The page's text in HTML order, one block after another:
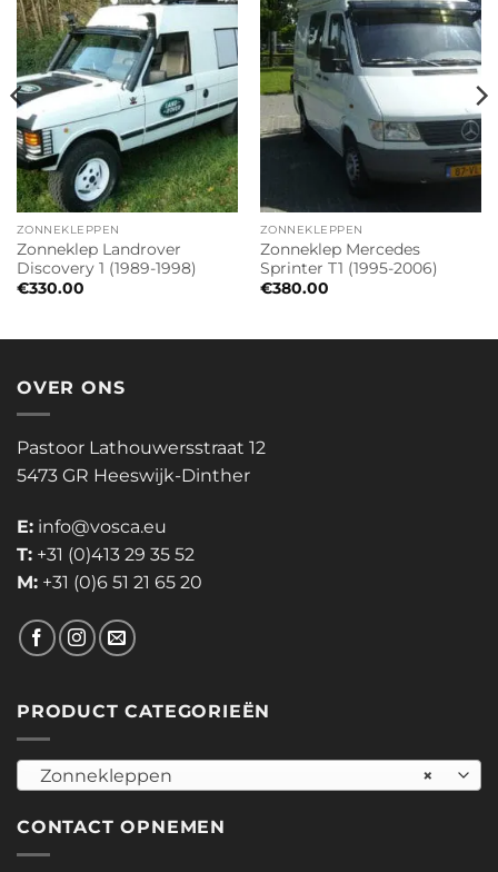
ZONNEKLEPPEN
Zonneklep Landrover
Discovery 1 (1989-1998)
€330.00
ZONNEKLEPPEN
Zonneklep Mercedes
Sprinter T1 (1995-2006)
€380.00
OVER ONS
Pastoor Lathouwersstraat 12
5473 GR Heeswijk-Dinther
E: info@vosca.eu
T: +31 (0)413 29 35 52
M: +31 (0)6 51 21 65 20
PRODUCT CATEGORIEËN
×
Zonnekleppen
CONTACT OPNEMEN